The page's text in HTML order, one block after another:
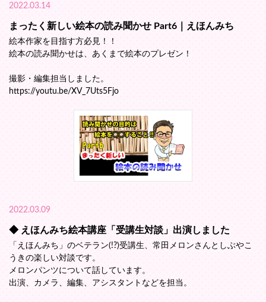
2022.03.14
まったく新しい絵本の読み聞かせ Part6｜えほんみち
絵本作家を目指す方必見！！
絵本の読み聞かせは、あくまで絵本のプレゼン！
撮影・編集担当しました。
https://youtu.be/XV_7Uts5Fjo
2022.03.09
◆ えほんみち絵本講座「受講生対談」出演しました
「えほんみち」のベテラン(!?)受講生、常田メロンさんとしぶやこ
うきの楽しい対談です。
メロンパンツについて話しています。
出演、カメラ、編集、アシスタントなどを担当。